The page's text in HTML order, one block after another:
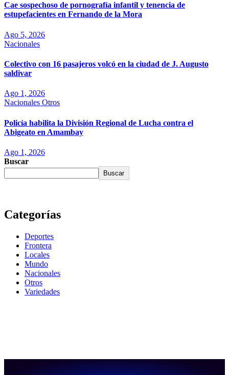
Cae sospechoso de pornografía infantil y tenencia de
estupefacientes en Fernando de la Mora
Ago 5, 2026
Nacionales
Colectivo con 16 pasajeros volcó en la ciudad de J. Augusto
saldivar
Ago 1, 2026
Nacionales Otros
Policía habilita la División Regional de Lucha contra el
Abigeato en Amambay
Ago 1, 2026
Buscar
Buscar
Categorías
Deportes
Frontera
Locales
Mundo
Nacionales
Otros
Variedades